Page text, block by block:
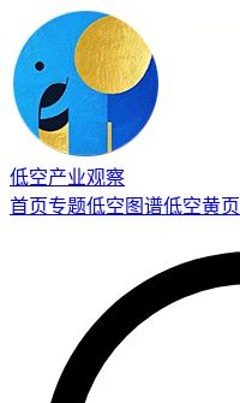
低空产业观察
首页专题低空图谱低空黄页